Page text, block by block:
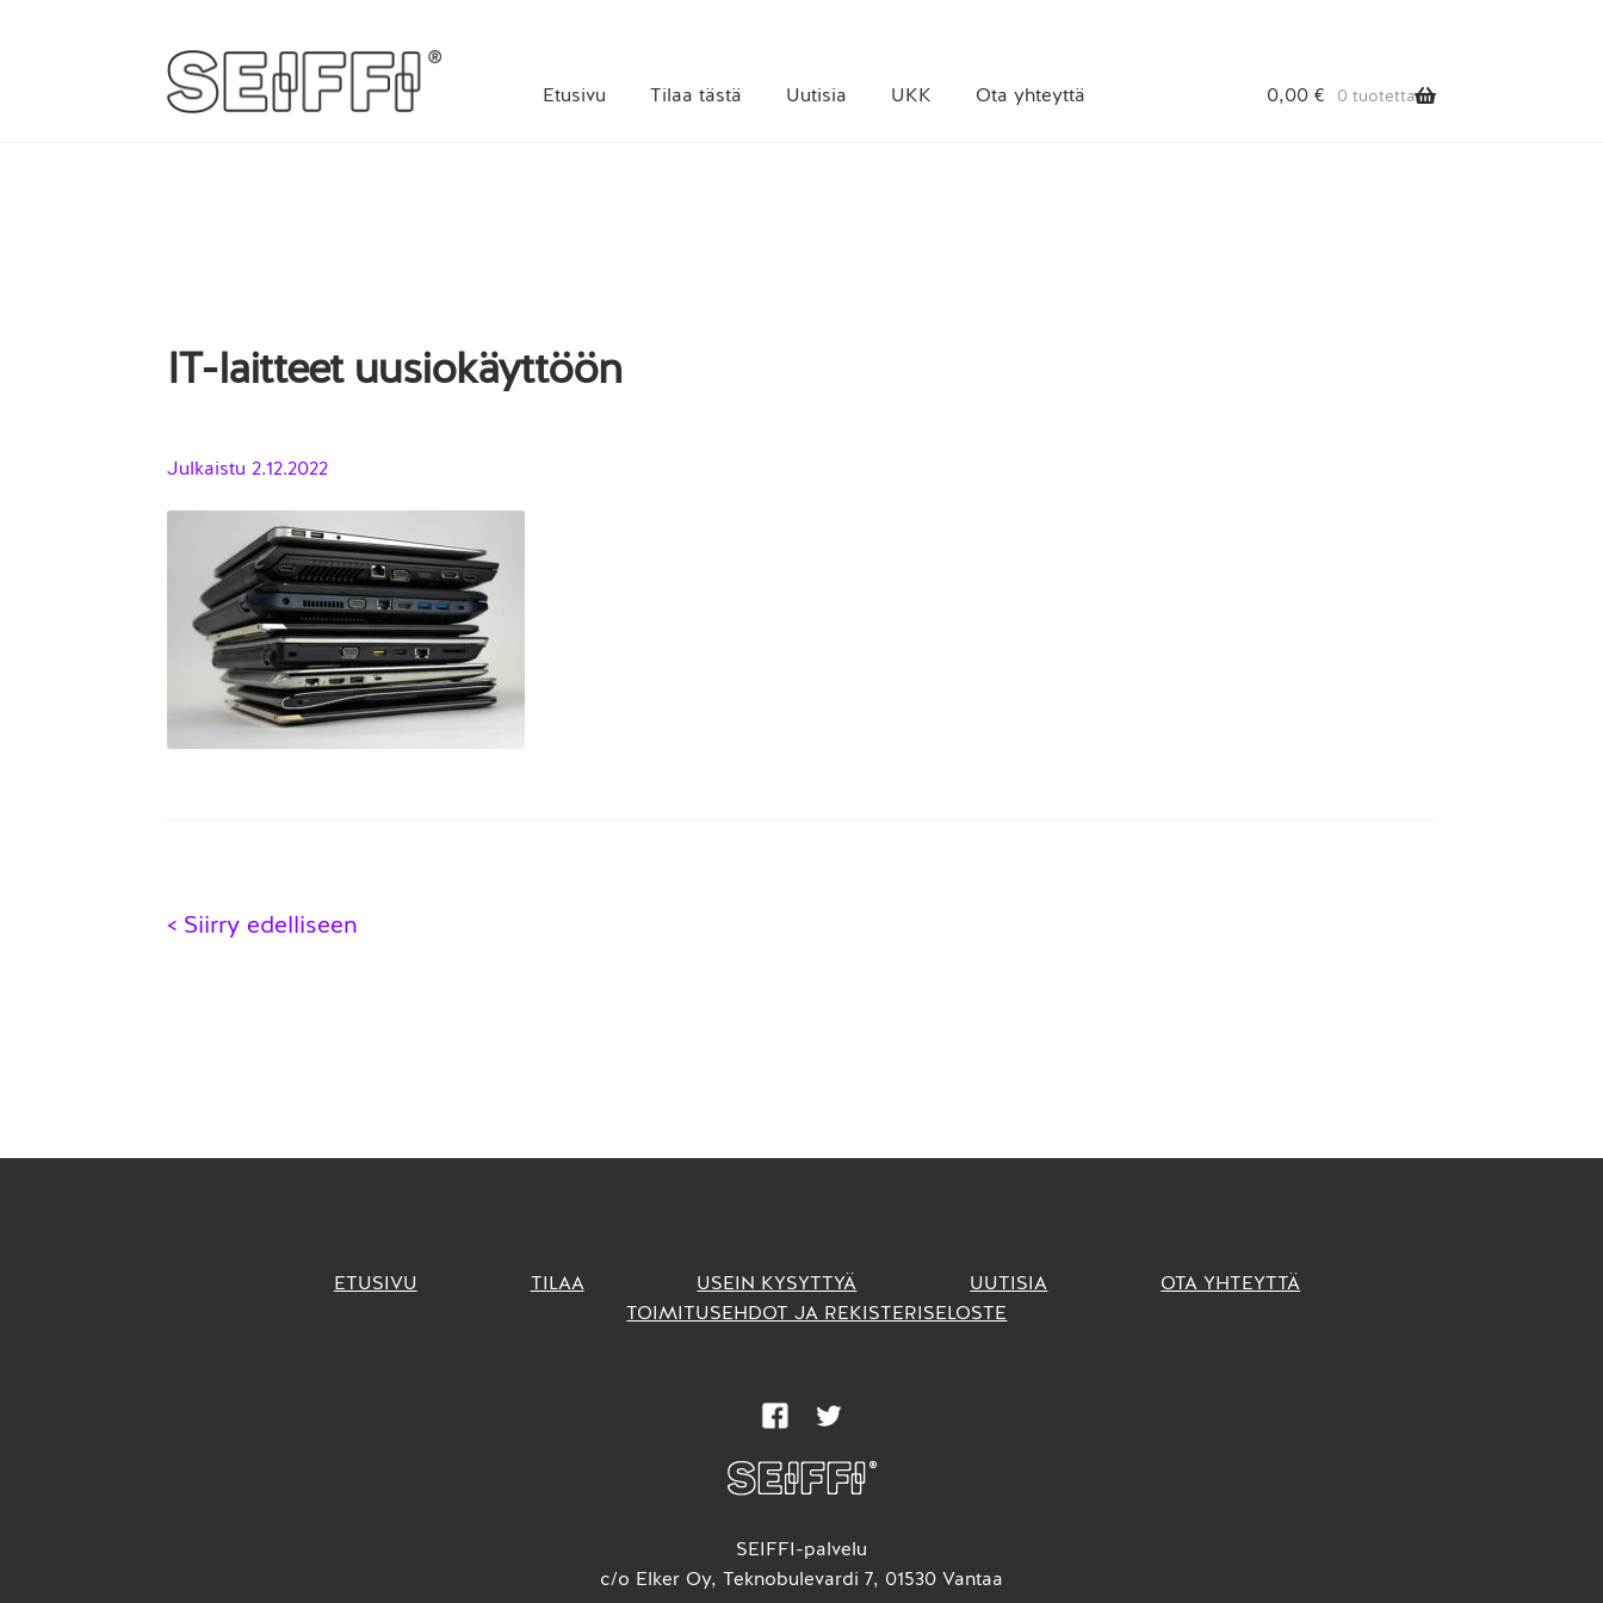
Siirry
navigointiin
Siirry
sisältöön
Etusivu Tilaa tästä Uutisia UKK Ota yhteyttä 0,00 € 0 tuotetta
IT-laitteet uusiokäyttöön
Julkaistu2.12.2022
Artikkelien
< Siirry edelliseen
ETUSIVU TILAA USEIN KYSYTTYÄ UUTISIA
OTA YHTEYTTÄ
TOIMITUSEHDOT JA REKISTERISELOSTE
SEIFFI-palvelu
c/o Elker Oy, Teknobulevardi 7, 01530 Vantaa